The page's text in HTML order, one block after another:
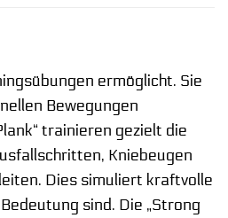
ermöglicht. Sie
Bewegungen
trainieren gezielt die
Kniebeugen
Dies simuliert kraftvolle
sind. Die „Strong